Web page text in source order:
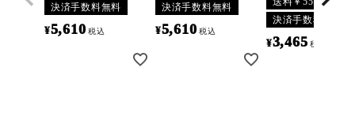
決済手数料無料
¥5,610 税込
決済手数料無料
¥5,610 税込
決済手数料無料
¥3,465 税込